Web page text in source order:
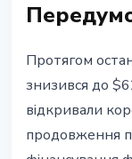
Протягом
знизився до
відкривали
продовження